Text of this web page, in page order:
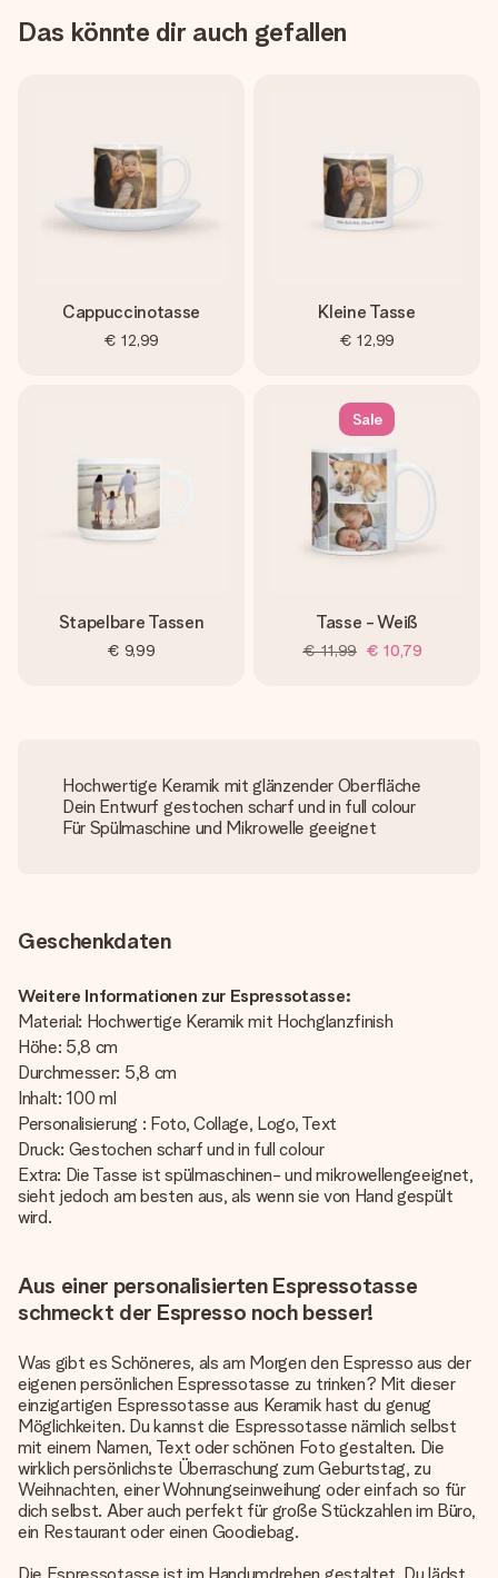
Das könnte dir auch gefallen
Cappuccinotasse
€ 12,99
Kleine Tasse
€ 12,99
Stapelbare Tassen
€ 9,99
Sale
Tasse - Weiß
€ 11,99 € 10,79
Hochwertige Keramik mit glänzender Oberfläche
Dein Entwurf gestochen scharf und in full colour
Für Spülmaschine und Mikrowelle geeignet
Geschenkdaten
Weitere Informationen zur Espressotasse:
Material: Hochwertige Keramik mit Hochglanzfinish
Höhe: 5,8 cm
Durchmesser: 5,8 cm
Inhalt: 100 ml
Personalisierung : Foto, Collage, Logo, Text
Druck: Gestochen scharf und in full colour
Extra: Die Tasse ist spülmaschinen- und mikrowellengeeignet,
sieht jedoch am besten aus, als wenn sie von Hand gespült
wird.
Aus einer personalisierten Espressotasse
schmeckt der Espresso noch besser!
Was gibt es Schöneres, als am Morgen den Espresso aus der
eigenen persönlichen Espressotasse zu trinken? Mit dieser
einzigartigen Espressotasse aus Keramik hast du genug
Möglichkeiten. Du kannst die Espressotasse nämlich selbst
mit einem Namen, Text oder schönen Foto gestalten. Die
wirklich persönlichste Überraschung zum Geburtstag, zu
Weihnachten, einer Wohnungseinweihung oder einfach so für
dich selbst. Aber auch perfekt für große Stückzahlen im Büro,
ein Restaurant oder einen Goodiebag.